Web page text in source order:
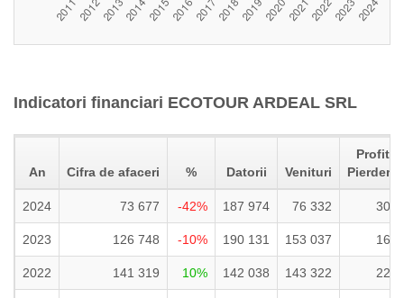
Indicatori financiari ECOTOUR ARDEAL SRL
An Cifra de afaceri % Datorii Venituri
Profit
Pierdere
2024 73 677 -42% 187 974 76 332 30
2023 126 748 -10% 190 131 153 037 16
2022 141 319 10% 142 038 143 322 22